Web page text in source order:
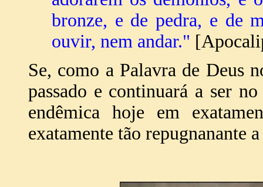
bronze, e de pedra, e de
ouvir, nem andar."
Se, como a Palavra de Deus
passado e continuará a ser
endêmica hoje em
exatamente tão repugnanante